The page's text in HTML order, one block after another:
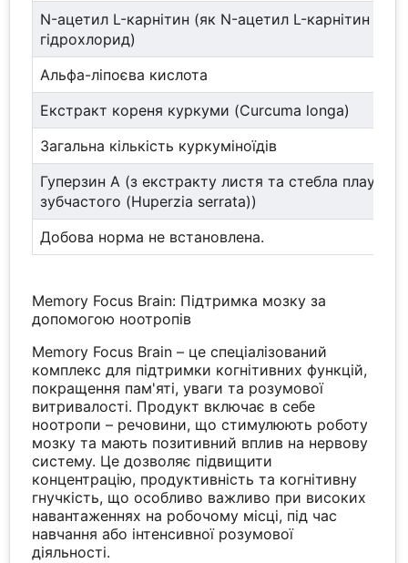
N-ацетил L-карнітин (як N-ацетил L-карнітин
гідрохлорид)
Альфа-ліпоєва кислота
Екстракт кореня куркуми (Curcuma longa)
Загальна кількість куркуміноїдів
Гуперзин А (з екстракту листя та стебла плауна
зубчастого (Huperzia serrata))
Добова норма не встановлена.
Memory Focus Brain: Підтримка мозку за
допомогою ноотропів
Memory Focus Brain – це спеціалізований
комплекс для підтримки когнітивних функцій,
покращення пам'яті, уваги та розумової
витривалості. Продукт включає в себе
ноотропи – речовини, що стимулюють роботу
мозку та мають позитивний вплив на нервову
систему. Це дозволяє підвищити
концентрацію, продуктивність та когнітивну
гнучкість, що особливо важливо при високих
навантаженнях на робочому місці, під час
навчання або інтенсивної розумової
діяльності.